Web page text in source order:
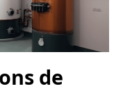
de